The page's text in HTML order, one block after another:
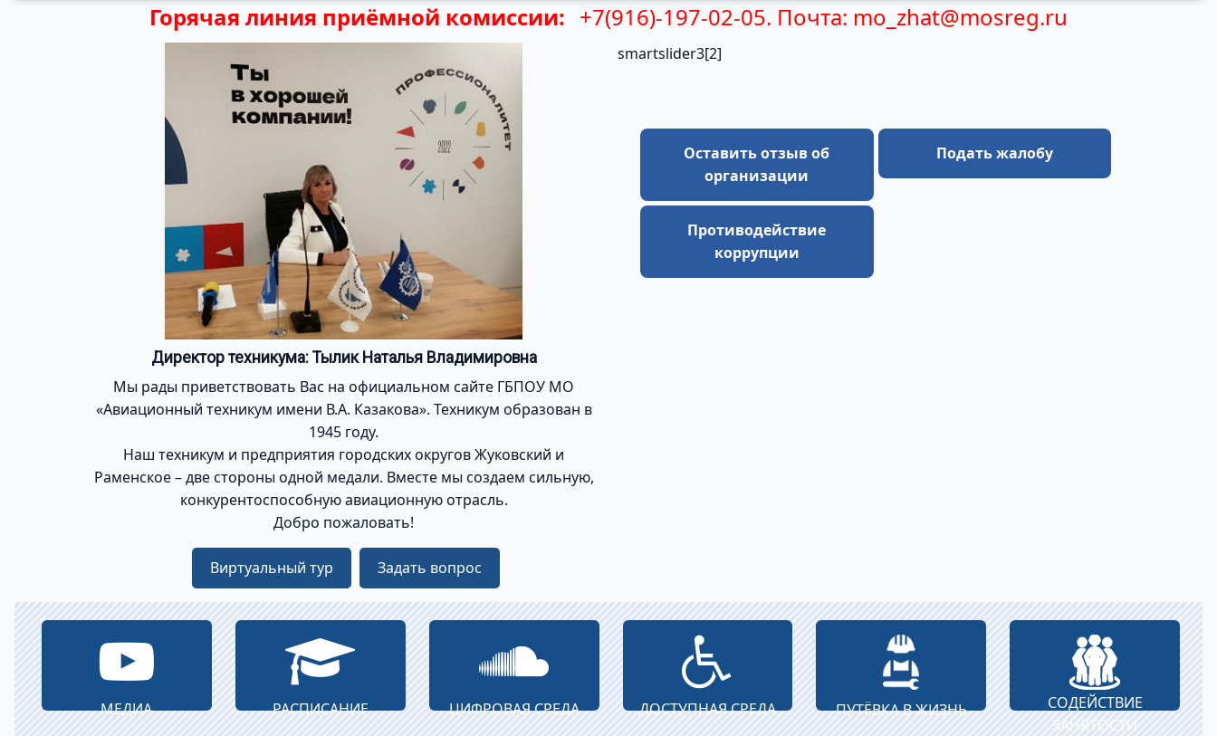
Горячая линия приёмной комиссии: +7(916)-197-02-05. Почта: mo_zhat@mosreg.ru
Директор техникума: Тылик Наталья Владимировна
Мы рады приветствовать Вас на официальном сайте ГБПОУ МО
«Авиационный техникум имени В.А. Казакова». Техникум образован в
1945 году.
Наш техникум и предприятия городских округов Жуковский и
Раменское – две стороны одной медали. Вместе мы создаем сильную,
конкурентоспособную авиационную отрасль.
Добро пожаловать!
Виртуальный тур Задать вопрос
smartslider3[2]
Оставить отзыв об
организации
Противодействие
коррупции
Подать жалобу
МЕДИА РАСПИСАНИЕ ЦИФРОВАЯ СРЕДА ДОСТУПНАЯ СРЕДА ПУТЁВКА В ЖИЗНЬ
СОДЕЙСТВИЕ
ЗАНЯТОСТИ